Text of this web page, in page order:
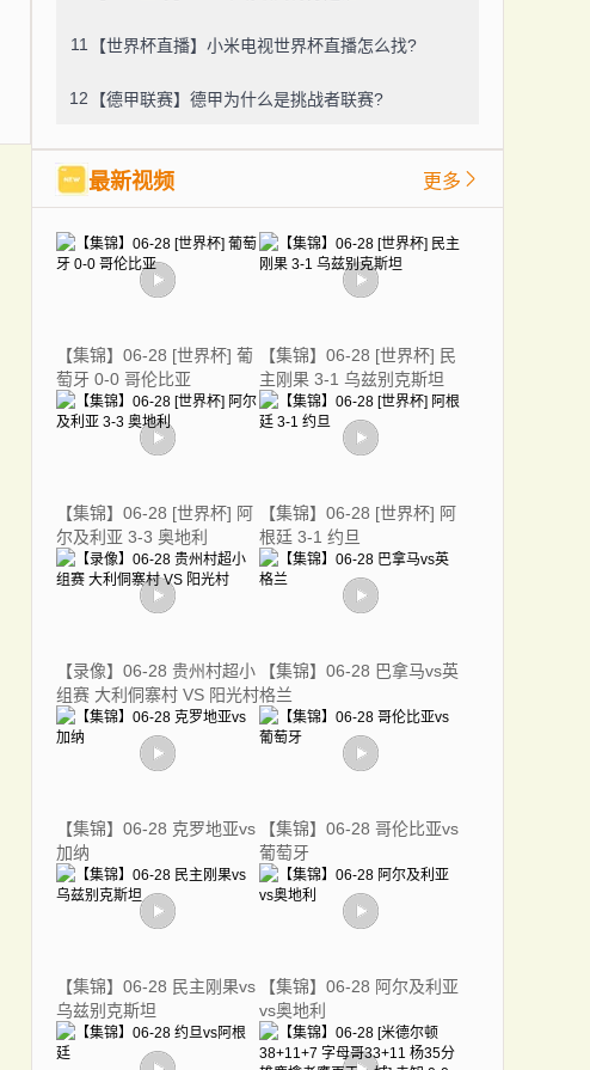
11 【世界杯直播】小米电视世界杯直播怎么找?
12 【德甲联赛】德甲为什么是挑战者联赛?
最新视频 更多
【集锦】06-28 [世界杯] 葡
萄牙 0-0 哥伦比亚
【集锦】06-28 [世界杯] 民
主刚果 3-1 乌兹别克斯坦
【集锦】06-28 [世界杯] 阿
尔及利亚 3-3 奥地利
【集锦】06-28 [世界杯] 阿
根廷 3-1 约旦
【录像】06-28 贵州村超小
组赛 大利侗寨村 VS 阳光村
【集锦】06-28 巴拿马vs英
格兰
【集锦】06-28 克罗地亚vs
加纳
【集锦】06-28 哥伦比亚vs
葡萄牙
【集锦】06-28 民主刚果vs
乌兹别克斯坦
【集锦】06-28 阿尔及利亚
vs奥地利